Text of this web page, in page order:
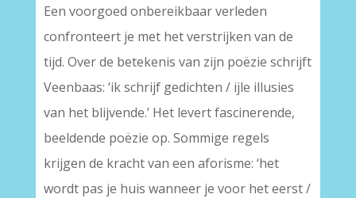
Een voorgoed onbereikbaar verleden
confronteert je met het verstrijken van de
tijd. Over de betekenis van zijn poëzie schrijft
Veenbaas: ‘ik schrijf gedichten / ijle illusies
van het blijvende.’ Het levert fascinerende,
beeldende poëzie op. Sommige regels
krijgen de kracht van een aforisme: ‘het
wordt pas je huis wanneer je voor het eerst /